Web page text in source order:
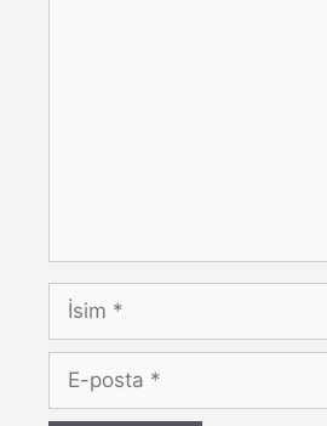
İsim
posta